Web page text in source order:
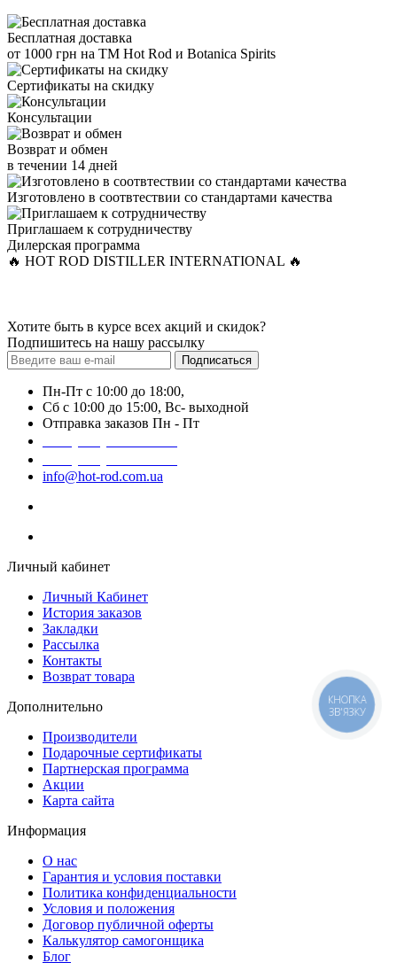
Бесплатная доставка
от 1000 грн на ТМ Hot Rod и Botanica Spirits
Сертификаты на скидку
Консультации
Возврат и обмен
в течении 14 дней
Изготовлено в соотвтествии со стандартами качества
Приглашаем к сотрудничеству
Дилерская программа
🔥 HOT ROD DISTILLER INTERNATIONAL 🔥
Хотите быть в курсе всех акций и скидок?
Подпишитесь на нашу рассылку
Подписаться
Пн-Пт с 10:00 до 18:00,
Сб с 10:00 до 15:00, Вс- выходной
Отправка заказов Пн - Пт
info@hot-rod.com.ua
Личный кабинет
Личный Кабинет
История заказов
Закладки
Рассылка
Контакты
Возврат товара
Дополнительно
Производители
Подарочные сертификаты
Партнерская программа
Акции
Карта сайта
Информация
О нас
Гарантия и условия поставки
Политика конфиденциальности
Условия и положения
Договор публичной оферты
Калькулятор самогонщика
Блог
КНОПКА
ЗВ'ЯЗКУ